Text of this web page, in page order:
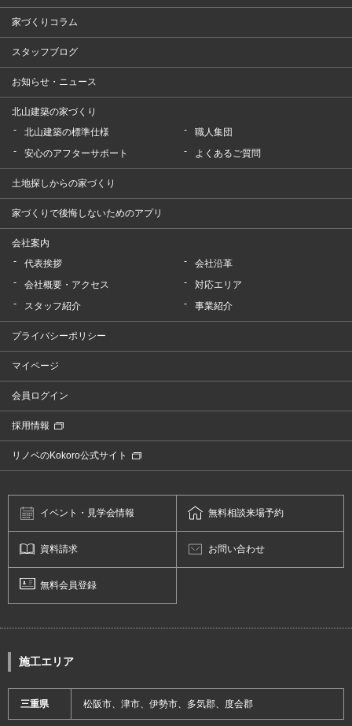
家づくりコラム
スタッフブログ
お知らせ・ニュース
北山建築の家づくり
北山建築の標準仕様
職人集団
安心のアフターサポート
よくあるご質問
土地探しからの家づくり
家づくりで後悔しないためのアプリ
会社案内
代表挨拶
会社沿革
会社概要・アクセス
対応エリア
スタッフ紹介
事業紹介
プライバシーポリシー
マイページ
会員ログイン
採用情報
リノベのKokoro公式サイト
イベント・ 見学会情報 無料相談来場予約
資料請求 お問い合わせ
無料会員登録
施工エリア
三重県 松阪市、津市、伊勢市、多気郡、度会郡